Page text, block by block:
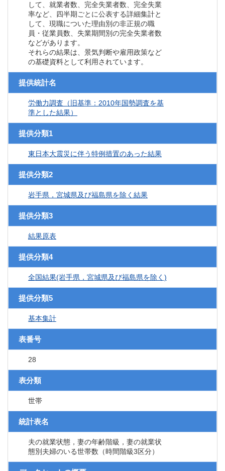
して、就業者数、完全失業者数、完全失業
率など、四半期ごとに公表する詳細集計と
して、現職についた理由別の非正規の職
員・従業員数、失業期間別の完全失業者数
などがあります。
それらの結果は、景気判断や雇用政策など
の基礎資料として利用されています。
提供統計名
労働力調査（旧基準：2010年国勢調査を基
準とした結果）
提供分類1
東日本大震災に伴う特例措置のあった結果
提供分類2
岩手県，宮城県及び福島県を除く結果
提供分類3
結果原表
提供分類4
全国結果(岩手県，宮城県及び福島県を除く)
提供分類5
基本集計
表番号
28
表分類
世帯
統計表名
夫の就業状態，妻の年齢階級，妻の就業状
態別夫婦のいる世帯数（時間階級3区分）